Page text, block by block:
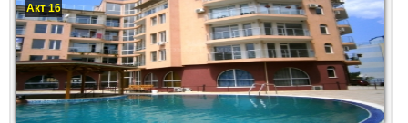
Акт 16